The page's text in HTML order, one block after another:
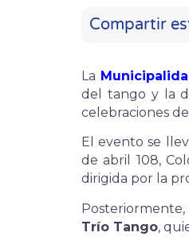
Compartir
La
del tango y la
celebraciones del
El evento se
de abril 108,
dirigida por la
Posteriormente,
Trío Tango,